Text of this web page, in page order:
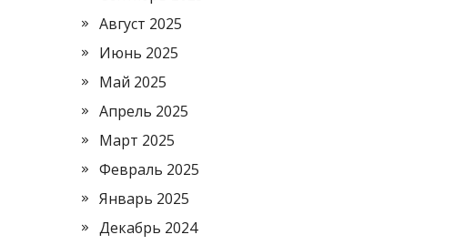
Август 2025
Июнь 2025
Май 2025
Апрель 2025
Март 2025
Февраль 2025
Январь 2025
Декабрь 2024